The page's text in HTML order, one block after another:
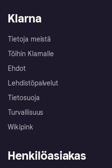
Klarna
Tietoja meistä
Töihin Klarnalle
Ehdot
Lehdistöpalvelut
Tietosuoja
Turvallisuus
Wikipink
Henkilöasiakas